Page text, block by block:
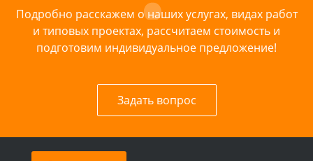
Подробно расскажем о наших услугах, видах работ
и типовых проектах, рассчитаем стоимость и
подготовим индивидуальное предложение!
Задать вопрос